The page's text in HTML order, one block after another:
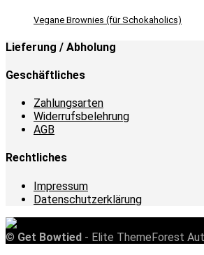
Vegane Brownies (für Schokaholics)
Lieferung / Abholung
Geschäftliches
Zahlungsarten
Widerrufsbelehrung
AGB
Rechtliches
Impressum
Datenschutzerklärung
© Get Bowtied - Elite ThemeForest